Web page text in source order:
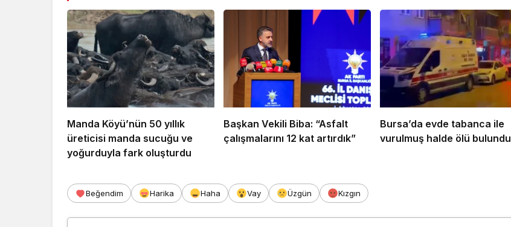
Manda Köyü’nün 50 yıllık
üreticisi manda sucuğu ve
yoğurduyla fark oluşturdu
Başkan Vekili Biba: “Asfalt
çalışmalarını 12 kat artırdık”
Bursa’da evde tabanca ile
vurulmuş halde ölü bulundu
Beğendim Harika Haha Vay Üzgün Kızgın